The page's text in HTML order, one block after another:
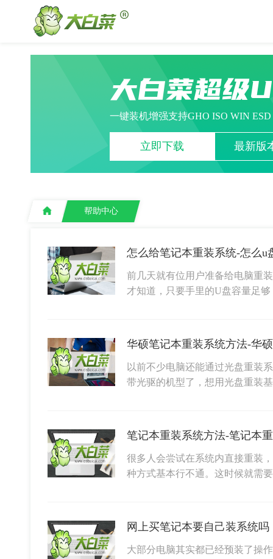
大白菜超级
一键装机增强支持GHO ISO WIN
立即下载 最新版
帮助中心
怎么给笔记本重装系统-怎么u
前几天就有位用户准备给电脑重
才知道，只要手里的U盘容量足
华硕笔记本重装系统方法-华
以前不少电脑还能通过光盘重装
带光驱的机型了，想用光盘重装
笔记本重装系统方法-笔记本
很多人会尝试在系统内直接重装
种方式基本行不通。这时候就需
网上买笔记本要自己装系统吗
大部分电脑其实都已经预装了操